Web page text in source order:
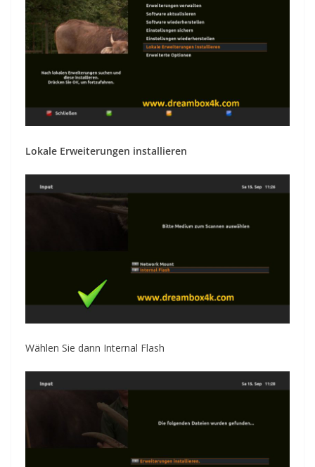
Lokale Erweiterungen installieren
Wählen Sie dann Internal Flash